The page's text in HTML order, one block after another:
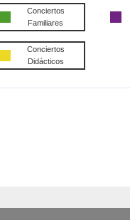
Conciertos
Familiares
Conciertos
Didácticos